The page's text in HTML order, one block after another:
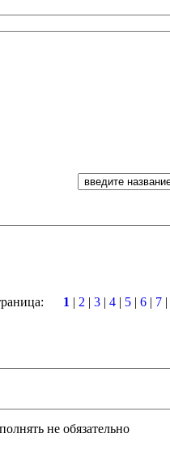
1 | 2 | 3 | 4 | 5 | 6 | 7 |
не обязательно